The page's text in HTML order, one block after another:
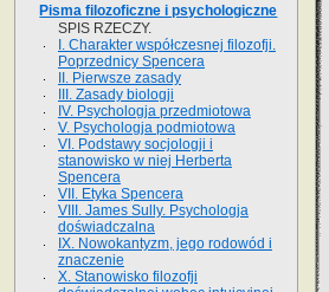
Pisma filozoficzne i psychologiczne
SPIS RZECZY.
I. Charakter współczesnej filozofji.
Poprzednicy Spencera
II. Pierwsze zasady
III. Zasady biologji
IV. Psychologja przedmiotowa
V. Psychologja podmiotowa
VI. Podstawy socjologji i
stanowisko w niej Herberta
Spencera
VII. Etyka Spencera
VIII. James Sully. Psychologja
doświadczalna
IX. Nowokantyzm, jego rodowód i
znaczenie
X. Stanowisko filozofji